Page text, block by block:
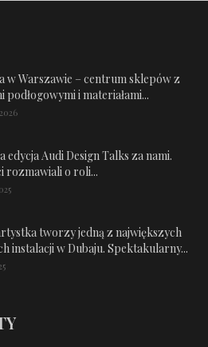
w Warszawie – centrum sklepów z
podłogowymi i materiałami...
edycja Audi Design Talks za nami.
rozmawiali o roli...
tworzy jedną z największych
instalacji w Dubaju. Spektakularny...